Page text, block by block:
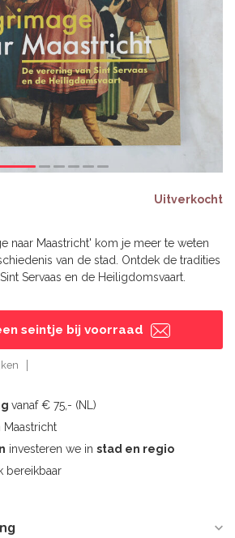
Uitverkocht
naar Maastricht' kom je meer te weten
van de stad. Ontdek de tradities
Servaas en de Heiligdomsvaart.
seintje bij voorraad
vanaf € 75,- (NL)
Maastricht
investeren we in stad en regio
bereikbaar